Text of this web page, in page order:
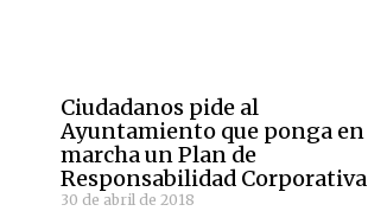
Ciudadanos pide al
Ayuntamiento que ponga en
marcha un Plan de
Responsabilidad Corporativa
30 de abril de 2018